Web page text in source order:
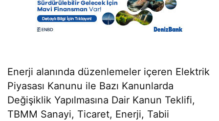
Enerji alanında düzenlemeler içeren Elektrik
Piyasası Kanunu ile Bazı Kanunlarda
Değişiklik Yapılmasına Dair Kanun Teklifi,
TBMM Sanayi, Ticaret, Enerji, Tabii